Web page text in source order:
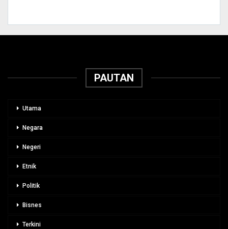
PAUTAN
Utama
Negara
Negeri
Etnik
Politik
Bisnes
Terkini